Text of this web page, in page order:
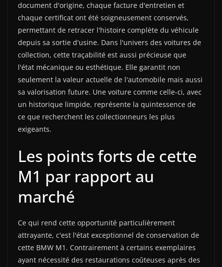
document d'origine, chaque facture d'entretien et
chaque certificat ont été soigneusement conservés,
permettant de retracer l'histoire complète du véhicule
depuis sa sortie d'usine. Dans l'univers des voitures de
collection, cette traçabilité est aussi précieuse que
l'état mécanique ou esthétique. Elle garantit non
seulement la valeur actuelle de l'automobile mais aussi
sa valorisation future. Une voiture comme celle-ci, avec
un historique limpide, représente la quintessence de
ce que recherchent les collectionneurs les plus
exigeants.
Les points forts de cette
M1 par rapport au
marché
Ce qui rend cette opportunité particulièrement
attrayante, c'est l'état exceptionnel de conservation de
cette BMW M1. Contrairement à certains exemplaires
ayant nécessité des restaurations coûteuses après des